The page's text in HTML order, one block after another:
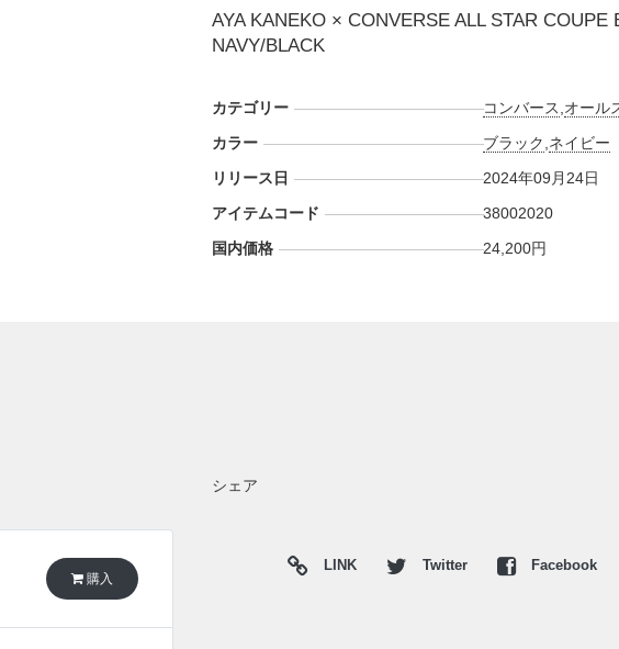
AYA KANEKO × CONVERSE ALL STAR COUPE
NAVY/BLACK
カテゴリー コンバース オール
カラー
ブラック ネイビー
リリース日
2024年09月24日
アイテムコード
38002020
国内価格
24,200円
購入
シェア
LINK Twitter Facebook